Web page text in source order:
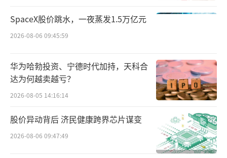
SpaceX股价跳水，一夜蒸发1.5万亿元
2026-08-06 09:45:59
华为哈勃投资、宁德时代加持，天科合
达为何越卖越亏？
2026-08-05 14:16:14
股价异动背后 济民健康跨界芯片谋变
2026-08-06 09:47:49